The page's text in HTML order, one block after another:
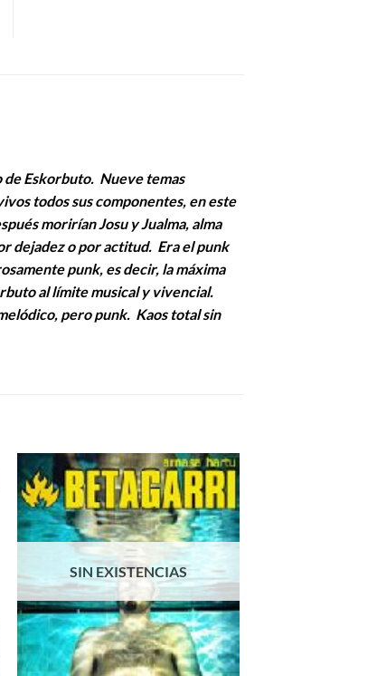
de Eskorbuto. Nueve temas
todos sus componentes, en este
morirían Josu y Jualma, alma
dejadez o por actitud. Era el punk
punk, es decir, la máxima
al límite musical y vivencial.
pero punk. Kaos total sin
SIN EXISTENCIAS